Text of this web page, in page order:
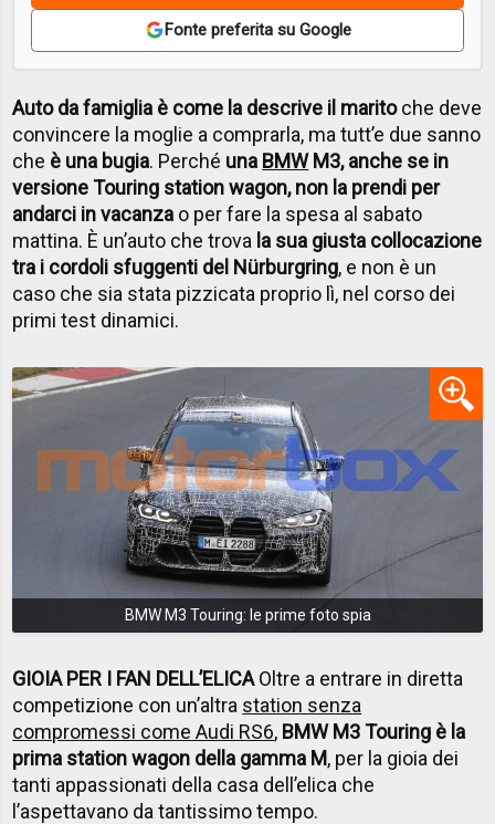
Fonte preferita su Google
Auto da famiglia è come la descrive il maritoche deve
convincere la moglie a comprarla, ma tutt’e due sanno
che è una bugia. Perché una BMWM3, anche se in
versione Touring station wagon, non la prendi per
andarci in vacanza o per fare la spesa al sabato
mattina. È un’auto che trova la sua giusta collocazione
tra i cordoli sfuggenti del Nürburgring, e non è un
caso che sia stata pizzicata proprio lì, nel corso dei
primi test dinamici.
BMW M3 Touring: le prime foto spia
GIOIA PER I FAN DELL’ELICAOltre a entrare in diretta
competizione con un’altra station senza
compromessi come Audi RS6, BMW M3 Touring è la
prima station wagon della gamma M, per la gioia dei
tanti appassionati della casa dell’elica che
l’aspettavano da tantissimo tempo.